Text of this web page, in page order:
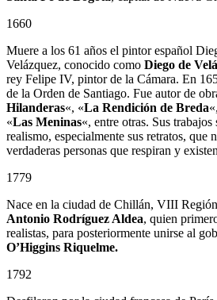
1660
Muere a los 61 años el pintor español
Velázquez, conocido como Diego de
rey Felipe IV, pintor de la Cámara. En
de la Orden de Santiago. Fue autor de
Hilanderas«, «La Rendición de Breda
«Las Meninas«, entre otras. Sus
realismo, especialmente sus retratos, que
verdaderas personas que respiran y
1779
Nace en la ciudad de Chillán, VIII
Antonio Rodríguez Aldea, quien
realistas, para posteriormente unirse al
O’Higgins Riquelme.
1792